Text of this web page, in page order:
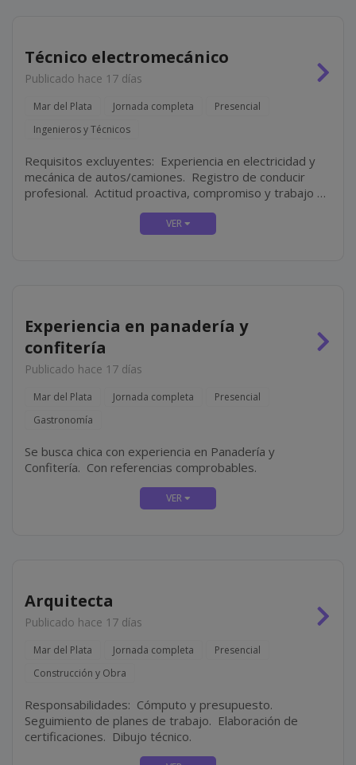
Técnico electromecánico
Publicado hace 17 días
Mar del Plata Jornada completa
Presencial
Ingenieros y Técnicos
Requisitos excluyentes: Experiencia en electricidad y
mecánica de autos/camiones. Registro de conducir
profesional. Actitud proactiva, compromiso y trabajo en
equipo. Disponibilidad full-time.
Experiencia en panadería y
confitería
Publicado hace 17 días
Mar del Plata Jornada completa
Presencial
Gastronomía
Se busca chica con experiencia en Panadería y
Confitería. Con referencias comprobables.
Arquitecta
Publicado hace 17 días
Mar del Plata Jornada completa
Presencial
Construcción y Obra
Responsabilidades: Cómputo y presupuesto.
Seguimiento de planes de trabajo. Elaboración de
certificaciones. Dibujo técnico.